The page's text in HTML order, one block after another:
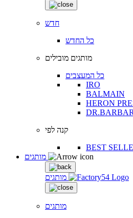
חדש
כל החדש
מותגים מובילים
כל המעצבים
IRO
BALMAIN
HERON
קנה לפי
BEST
מותגים
מותגים